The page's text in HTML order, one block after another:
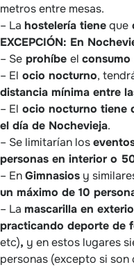
metros entre mesas.
– La hostelería tieneque
EXCEPCIÓN: En
– Se prohíbe el consumo
– El ocio nocturno,
distancia mínima entre
– El ocio nocturno tiene
el día de Nochevieja.
– Se limitarían los
personas en interior o
– EnGimnasios y
un máximo de 10
– La mascarilla en
practicando deporte de
etc), y en estos lugares
personas (excepto si